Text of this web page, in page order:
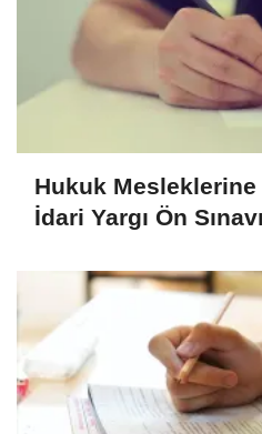
Hukuk Mesleklerine
İdari Yargı Ön